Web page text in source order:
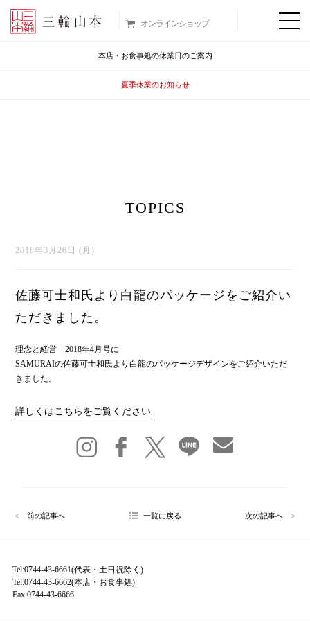
オンラインショップ
本店・お食事処の休業日のご案内
夏季休業のお知らせ
TOPICS
2018年3月26日 (月)
佐藤可士和氏より白龍のパッケージをご紹介い
ただきました。
理念と経営 2018年4月号に
SAMURAIの佐藤可士和氏より白龍のパッケージデザインをご紹介いただ
きました。
詳しくはこちらをご覧ください
前の記事へ 一覧に戻る 次の記事へ
Tel:0744-43-6661(代表・土日祝除く)
Tel:0744-43-6662(本店・お食事処)
Fax:0744-43-6666